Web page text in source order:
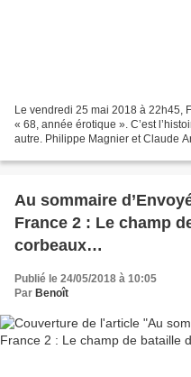
Le vendredi 25 mai 2018 à 22h45,
« 68, année érotique ». C’est
autre. Philippe Magnier et Claude
Au sommaire
France 2 : Le champ
corbeaux…
Publié le 24/05/2018 à 10:05
Par Benoît